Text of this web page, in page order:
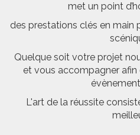
met un point
des prestations clés en main
Quelque soit votre projet
et vous accompagner afin
L'art de la réussite